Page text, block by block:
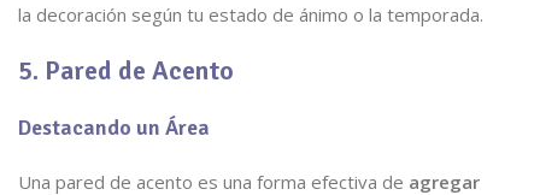
la decoración según tu estado de ánimo o la temporada.
5. Pared de Acento
Destacando un Área
Una pared de acento es una forma efectiva de agregar